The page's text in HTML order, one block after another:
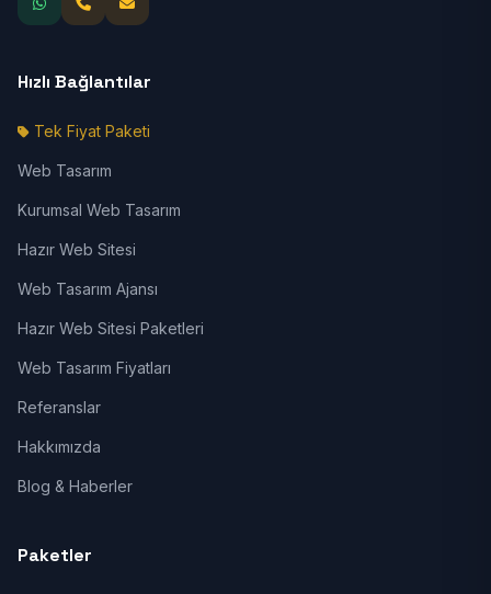
Hızlı Bağlantılar
Tek Fiyat Paketi
Web Tasarım
Kurumsal Web Tasarım
Hazır Web Sitesi
Web Tasarım Ajansı
Hazır Web Sitesi Paketleri
Web Tasarım Fiyatları
Referanslar
Hakkımızda
Blog & Haberler
Paketler